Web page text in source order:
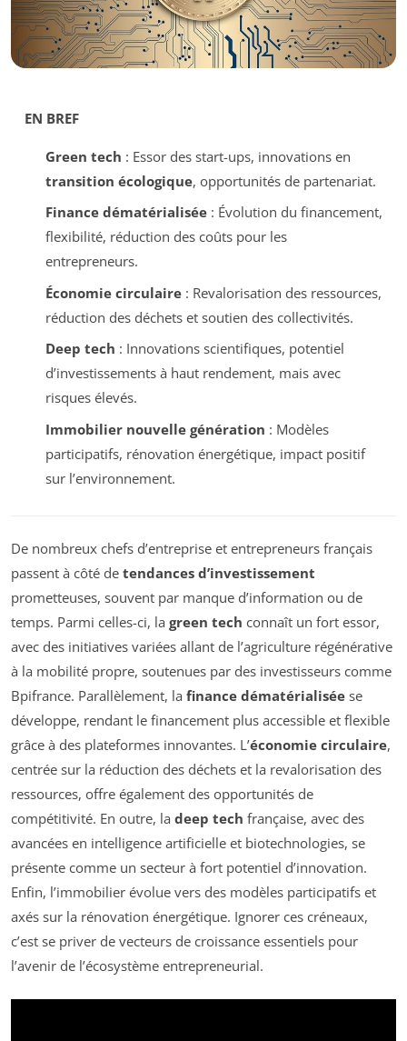
EN BREF
Green tech : Essor des start-ups, innovations en
transition écologique, opportunités de partenariat.
Finance dématérialisée: Évolution du financement,
flexibilité, réduction des coûts pour les
entrepreneurs.
Économie circulaire: Revalorisation des ressources,
réduction des déchets et soutien des collectivités.
Deep tech : Innovations scientifiques, potentiel
d’investissements à haut rendement, mais avec
risques élevés.
Immobilier nouvelle génération : Modèles
participatifs, rénovation énergétique, impact positif
sur l’environnement.
De nombreux chefs d’entreprise et entrepreneurs français
passent à côté de tendances d’investissement
prometteuses, souvent par manque d’information ou de
temps. Parmi celles-ci, la green tech connaît un fort essor,
avec des initiatives variées allant de l’agriculture régénérative
à la mobilité propre, soutenues par des investisseurs comme
Bpifrance. Parallèlement, la finance dématérialisée se
développe, rendant le financement plus accessible et flexible
grâce à des plateformes innovantes. L’économie circulaire,
centrée sur la réduction des déchets et la revalorisation des
ressources, offre également des opportunités de
compétitivité. En outre, la deep tech française, avec des
avancées en intelligence artificielle et biotechnologies, se
présente comme un secteur à fort potentiel d’innovation.
Enfin, l’immobilier évolue vers des modèles participatifs et
axés sur la rénovation énergétique. Ignorer ces créneaux,
c’est se priver de vecteurs de croissance essentiels pour
l’avenir de l’écosystème entrepreneurial.